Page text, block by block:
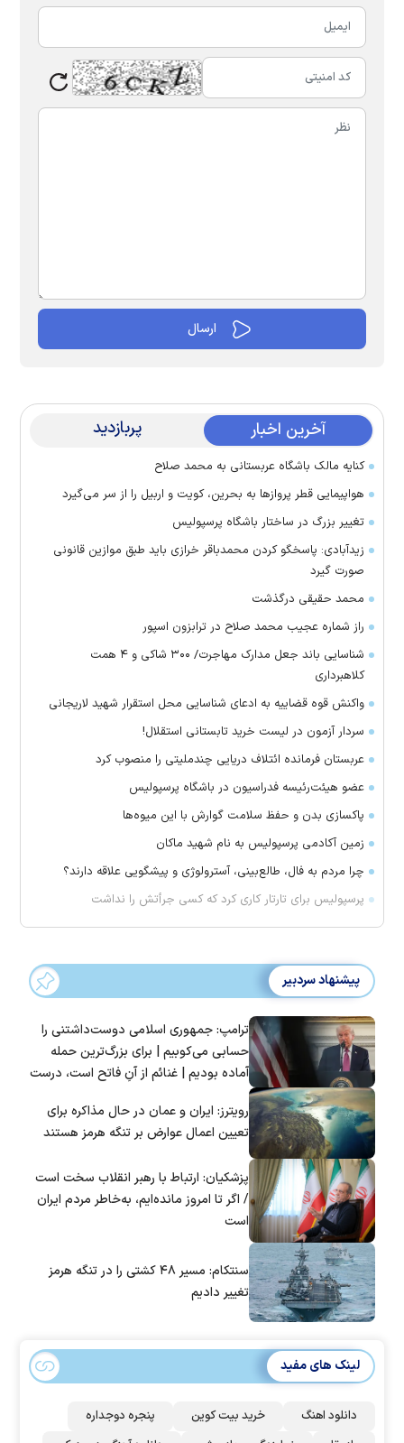
آخرین اخبار پربازدید
کنایه مالک باشگاه عربستانی به محمد صلاح
هواپیمایی قطر پرواز‌ها به بحرین، کویت و اربیل را از سر می‌گیرد
تغییر بزرگ در ساختار باشگاه پرسپولیس
زیدآبادی: پاسخگو کردن محمدباقر خرازی باید طبق موازین قانونی
صورت گیرد
محمد حقیقی درگذشت
راز شماره عجیب محمد صلاح در ترابزون اسپور
شناسایی باند جعل مدارک مهاجرت/ ۳۰۰ شاکی و ۴ همت
کلاهبرداری
واکنش قوه قضاییه به ادعای شناسایی محل استقرار شهید لاریجانی
سردار آزمون در لیست خرید تابستانی استقلال!
عربستان فرمانده ائتلاف دریایی چندملیتی را منصوب کرد
عضو هیئت‌رئیسه فدراسیون در باشگاه پرسپولیس
پاکسازی بدن و حفظ سلامت گوارش با این میوه‌ها
زمین آکادمی پرسپولیس به نام شهید ماکان
چرا مردم به فال، طالع‌بینی، آسترولوژی و پیشگویی علاقه دارند؟
پرسپولیس برای تارتار کاری کرد که کسی جرأتش را نداشت
پیشنهاد سردبیر
ترامپ: جمهوری اسلامی دوست‌داشتنی را
حسابی می‌کوبیم | برای بزرگ‌ترین حمله
آماده بودیم | غنائم از آنِ فاتح است، درست
رویترز: ایران و عمان در حال مذاکره برای
تعیین اعمال عوارض بر تنگه هرمز هستند
پزشکیان: ارتباط با رهبر انقلاب سخت است
/ اگر تا امروز مانده‌ایم، به‌خاطر مردم ایران
است
سنتکام: مسیر ۴۸ کشتی را در تنگه هرمز
تغییر دادیم
لینک های مفید
دانلود اهنگ خرید بیت کوین
پنجره دوجداره